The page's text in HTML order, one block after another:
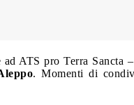
ATS pro Terra Sancta
. Momenti di